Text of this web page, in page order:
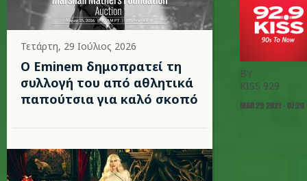
Τετάρτη, 29 Ιούλιος 2026
Ο Eminem δημοπρατεί τη
συλλογή του από αθλητικά
παπούτσια για καλό σκοπό
BY
KISS 929
MAR 29 2021 - 07:20